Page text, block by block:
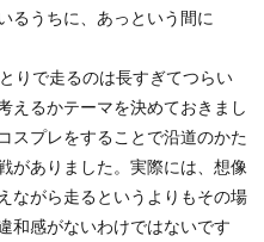
るうちに、あっという間に
りで走るのは長すぎてつらい
えるかテーマを決めておきまし
スプレをすることで沿道のかた
がありました。実際には、想像
ながら走るというよりもその場
和感がないわけではないです